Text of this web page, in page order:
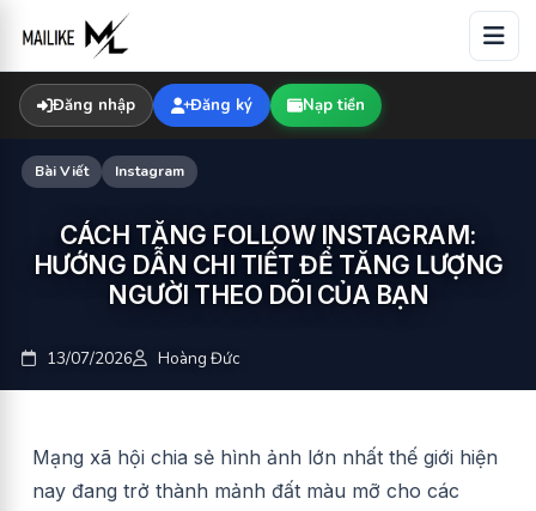
content
Đăng nhập Đăng ký Nạp tiền
Bài Viết Instagram
CÁCH TĂNG FOLLOW INSTAGRAM:
HƯỚNG DẪN CHI TIẾT ĐỂ TĂNG LƯỢNG
NGƯỜI THEO DÕI CỦA BẠN
13/07/2026 Hoàng Đức
Mạng xã hội chia sẻ hình ảnh lớn nhất thế giới hiện
nay đang trở thành mảnh đất màu mỡ cho các